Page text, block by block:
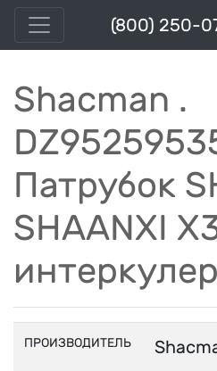
(800) 250-
Shacman .
Патрубок
SHAANXI
ПРОИЗВОДИТЕЛЬ